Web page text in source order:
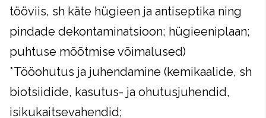
tööviis, sh käte hügieen ja antiseptika ning
pindade dekontaminatsioon; hügieeniplaan;
puhtuse mõõtmise võimalused)
*Tööohutus ja juhendamine (kemikaalide, sh
biotsiidide, kasutus- ja ohutusjuhendid,
isikukaitsevahendid;